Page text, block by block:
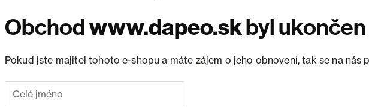
Obchodwww.dapeo.skbyl ukončen
Pokud jste majitel tohoto e-shopu a máte zájem o jeho obnovení, tak se na nás